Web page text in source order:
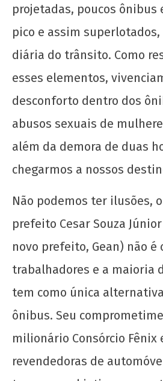
e os Restaurantes
6 de
janeiro
de
2017
wp-
admin
Os jovens comunistas e as
janeiro
de
wp-
projetadas, poucos ônibus
pico e assim
diária do trânsito. Como
esses elementos,
desconforto dentro dos
abusos sexuais de
além da demora de duas
chegarmos a nossos
Não podemos ter ilusões,
prefeito Cesar Souza
novo prefeito, Gean) não é
trabalhadores e a maioria
tem como única
ônibus. Seu
milionário Consórcio Fênix
revendedoras de